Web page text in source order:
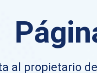
al propietario